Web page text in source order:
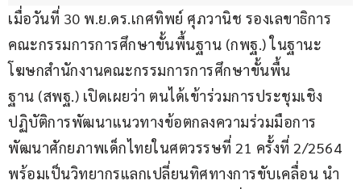
เมื่อวันที่ 30 พ.ย.ดร.เกศทิพย์ ศุภวานิช รองเลขาธิการ
คณะกรรมการการศึกษาขั้นพื้นฐาน (กพฐ.) ในฐานะ
โฆษกสำนักงานคณะกรรมการการศึกษาขั้นพื้น
ฐาน (สพฐ.) เปิดเผยว่า ตนได้เข้าร่วมการประชุมเชิง
ปฏิบัติการพัฒนาแนวทางข้อตกลงความร่วมมือการ
พัฒนาศักยภาพเด็กไทยในศตวรรษที่ 21 ครั้งที่ 2/2564
พร้อมเป็นวิทยากรแลกเปลี่ยนทิศทางการขับเคลื่อน นำ